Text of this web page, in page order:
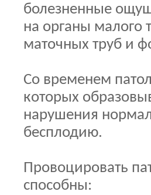
болезненные
на органы малого
маточных труб и
Со временем
которых
нарушения
бесплодию.
Провоцировать
способны: